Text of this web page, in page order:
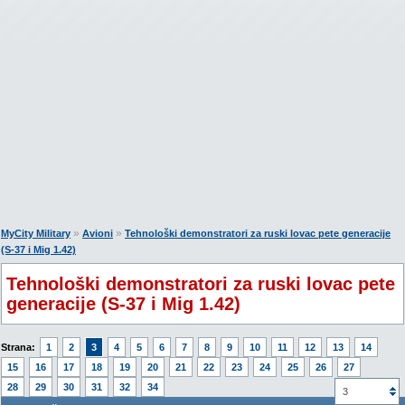
MyCity Military » Avioni » Tehnološki demonstratori za ruski lovac pete generacije
(S-37 i Mig 1.42)
Tehnološki demonstratori za ruski lovac pete
generacije (S-37 i Mig 1.42)
Strana: 1 2 3 4 5 6 7 8 9 10 11 12 13
14
15
16 17 18 19 20 21 22 23 24 25 26
27
28
29 30 31 32 34 3